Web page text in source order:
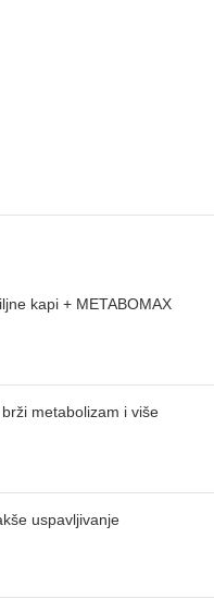
kapi + METABOMAX
metabolizam i više
uspavljivanje